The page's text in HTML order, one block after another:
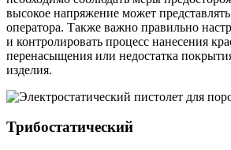
высокое напряжение может
оператора. Также важно правильно
и контролировать процесс нанесения
перенасыщения или недостатка
изделия.
Трибостатический